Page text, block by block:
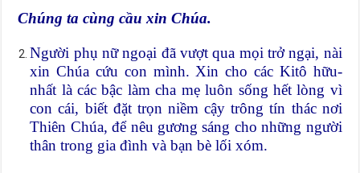
Chúng ta cùng cầu xin Chúa.
Người phụ nữ ngoại đã vượt qua mọi trở ngại, nài
xin Chúa cứu con mình. Xin cho các Kitô hữu-
nhất là các bậc làm cha mẹ luôn sống hết lòng vì
con cái, biết đặt trọn niềm cậy trông tín thác nơi
Thiên Chúa, để nêu gương sáng cho những người
thân trong gia đình và bạn bè lối xóm.